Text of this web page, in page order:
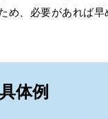
め、必要があれば早
体例